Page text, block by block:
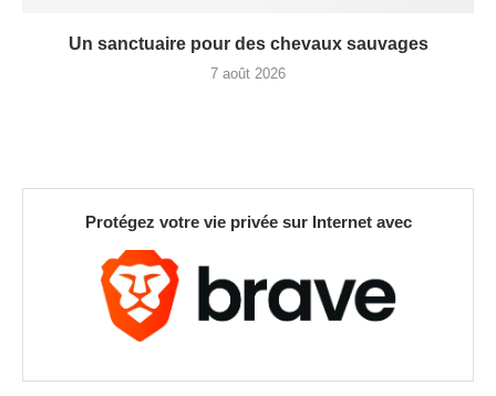
Un sanctuaire pour des chevaux sauvages
7 août 2026
Protégez votre vie privée sur Internet avec